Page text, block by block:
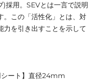
採用。SEVとは一言で説明
。この「活性化」とは、対
力を引き出すことを示して
ート】直径24mm